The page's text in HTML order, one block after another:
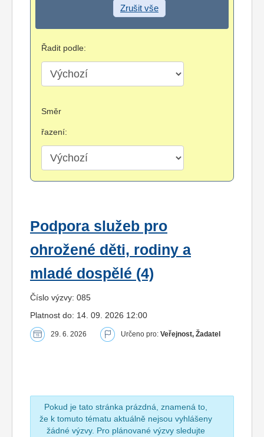
Zrušit vše
Řadit podle:
Směr
řazení:
Podpora služeb pro
ohrožené děti, rodiny a
mladé dospělé (4)
Číslo výzvy: 085
Platnost do: 14. 09. 2026 12:00
29. 6. 2026 Určeno pro: Veřejnost, Žadatel
Pokud je tato stránka prázdná, znamená to,
že k tomuto tématu aktuálně nejsou vyhlášeny
žádné výzvy. Pro plánované výzvy sledujte